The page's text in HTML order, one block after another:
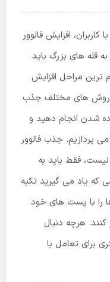
کاربران، افزایش فالوور
قله های بزرگ باید
ترین مراحل افزایش
به روش های مختلف جذب
شدن انجام دهید و
می پردازیم. جذب فالوور
فقط باید به
که یاد می گیرید تکیه
را با پست های خود
کنند. هرچه دنبال
برای تعامل با